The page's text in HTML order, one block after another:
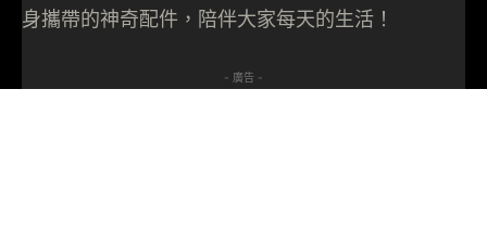
身攜帶的神奇配件，陪伴大家每天的生活！
- 廣告 -